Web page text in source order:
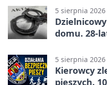
5 sierpnia 2026
domu. 28-
5 sierpnia 2026
Kierowcy
pieszych.